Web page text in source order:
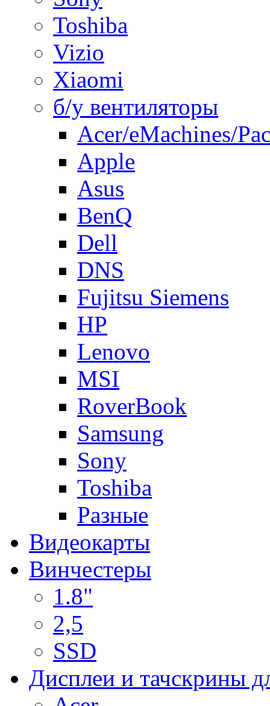
Toshiba
Vizio
Xiaomi
б/у вентиляторы
Acer/eMachines/
Apple
Asus
BenQ
Dell
DNS
Fujitsu Siemens
HP
Lenovo
MSI
RoverBook
Samsung
Sony
Toshiba
Разные
Видеокарты
Винчестеры
1.8"
2,5
SSD
Дисплеи и тачскрины